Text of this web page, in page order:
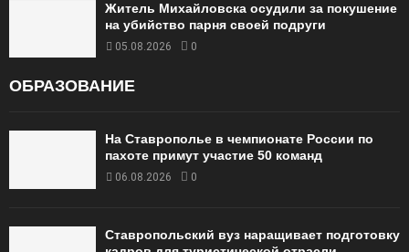
Житель Михайловска осудили за покушение
на убийство парня своей подруги
05.08.2026 0
ОБРАЗОВАНИЕ
На Ставрополье в чемпионате России по
пахоте примут участие 50 команд
06.08.2026 0
Ставропольский вуз наращивает подготовку